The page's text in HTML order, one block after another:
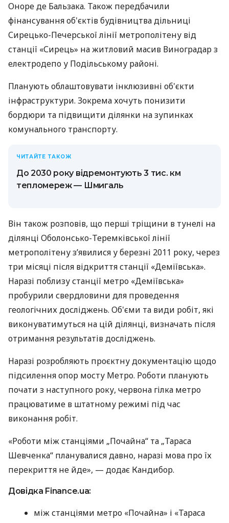
Оноре де Бальзака. Також передбачили
фінансування об'єктів будівництва дільниці
Сирецько-Печерської лінії метрополітену від
станції «Сирець» на житловий масив Виноградар з
електродепо у Подільському районі.
Планують облаштовувати інклюзивні об'єкти
інфраструктури. Зокрема хочуть понизити
бордюри та підвищити ділянки на зупинках
комунального транспорту.
ЧИТАЙТЕ ТАКОЖ
До 2030 року відремонтують 3 тис. км
тепломереж — Шмигаль
Він також розповів, що перші тріщини в тунелі на
ділянці Оболонсько-Теремківської лінії
метрополітену з’явилися у березні 2011 року, через
три місяці після відкриття станції «Деміївська».
Наразі поблизу станції метро «Деміївська»
пробурили свердловини для проведення
геологічних досліджень. Об'єми та види робіт, які
виконуватимуться на цій ділянці, визначать після
отримання результатів досліджень.
Наразі розробляють проєктну документацію щодо
підсилення опор мосту Метро. Роботи планують
почати з наступного року, червона гілка метро
працюватиме в штатному режимі під час
виконання робіт.
«Роботи між станціями „Почайна“ та „Тараса
Шевченка“ планувалися давно, наразі мова про їх
перекриття не йде», — додає Кандибор.
Довідка Finance.ua:
між станціями метро «Почайна» і «Тараса